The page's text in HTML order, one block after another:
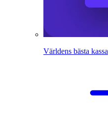
Världens bästa kassa